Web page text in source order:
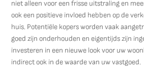
niet alleen voor een frisse uitstraling en
ook een positieve invloed hebben op de
huis. Potentiële kopers worden vaak
goed zijn onderhouden en eigentijds zijn
investeren in een nieuwe look voor uw
indirect ook in de waarde van uw vastgoed.